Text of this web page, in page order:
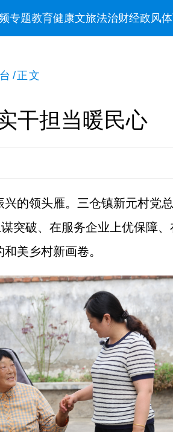
专题教育健康文旅法治财经政风
/正文
干担当暖民心
的领头雁。三仓镇新元村党
突破、在服务企业上优保障
美乡村新画卷。